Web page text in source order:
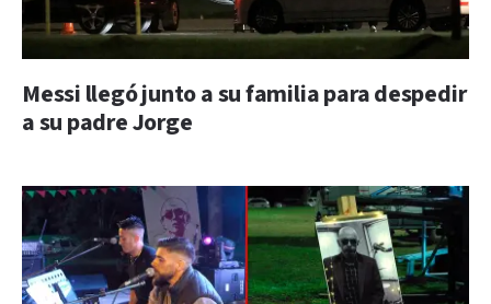
Messi llegó junto a su familia para despedir
a su padre Jorge